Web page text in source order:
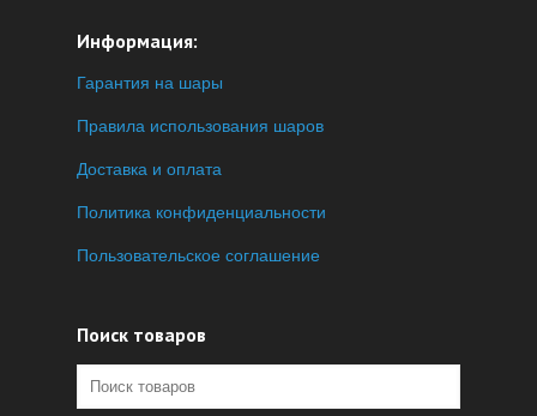
Информация:
Гарантия на шары
Правила использования шаров
Доставка и оплата
Политика конфиденциальности
Пользовательское соглашение
Поиск товаров